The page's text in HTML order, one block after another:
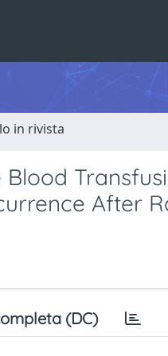
in rivista
After
(DC)